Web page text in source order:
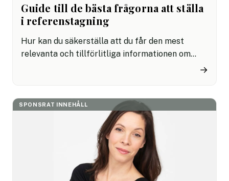
Guide till de bästa frågorna att ställa
i referenstagning
Hur kan du säkerställa att du får den mest
relevanta och tillförlitliga informationen om
kandidaterna i din rekryteringsprocess? I denna
träffsäkert rekryteringsbeslut!
→
SPONSRAT INNEHÅLL